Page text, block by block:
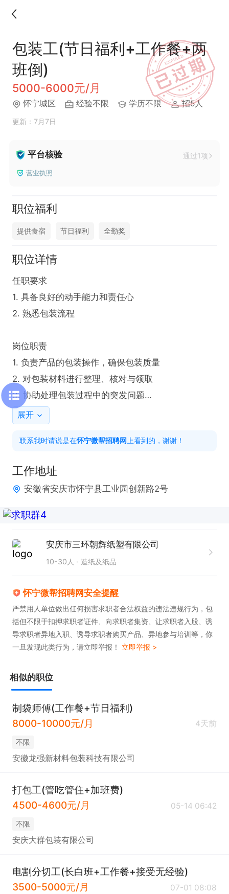
包装工(节日福利+工作餐+两
班倒)
5000-6000元/月
怀宁城区 经验不限 学历不限 招5人
更新：7月7日
平台核验 通过1项
营业执照
职位福利
提供食宿 节日福利 全勤奖
职位详情
任职要求
1. 具备良好的动手能力和责任心
2. 熟悉包装流程
岗位职责
1. 负责产品的包装操作，确保包装质量
2. 对包装材料进行整理、核对与领取
3. 协助处理包装过程中的突发问题
展开
联系我时请说是在怀宁微帮招聘网 上看到的，谢谢！
工作地址
安徽省安庆市怀宁县工业园创新路2号
安庆市三环朝辉纸塑有限公司
10-30人 造纸及纸品
怀宁微帮招聘网安全提醒
严禁用人单位做出任何损害求职者合法权益的违法违规行为，包
括但不限于扣押求职者证件、向求职者集资、让求职者入股、诱
导求职者异地入职、诱导求职者购买产品、异地参与培训等，你
一旦发现此类行为，请立即举报！ 立即举报 >
相似的职位
制袋师傅(工作餐+节日福利)
8000-10000元/月
4天前
不限
安徽龙强新材料包装科技有限公司
打包工(管吃管住+加班费)
4500-4600元/月
05-14 06:42
不限
安庆大群包装有限公司
电割分切工(长白班+工作餐+接受无经验)
3500-5000元/月
07-01 08:08